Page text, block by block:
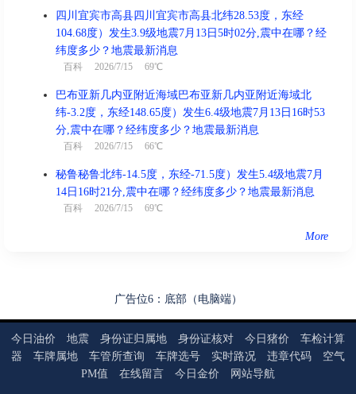
四川宜宾市高县四川宜宾市高县北纬28.53度，东经
104.68度）发生3.9级地震7月13日5时02分,震中在哪？经
纬度多少？地震最新消息
百科 2026/7/15 69℃
巴布亚新几内亚附近海域巴布亚新几内亚附近海域北
纬-3.2度，东经148.65度）发生6.4级地震7月13日16时53
分,震中在哪？经纬度多少？地震最新消息
百科 2026/7/15 66℃
秘鲁秘鲁北纬-14.5度，东经-71.5度）发生5.4级地震7月
14日16时21分,震中在哪？经纬度多少？地震最新消息
百科 2026/7/15 69℃
More
广告位6：底部（电脑端）
今日油价 地震 身份证归属地 身份证核对 今日猪价
车检计算
器
车牌属地 车管所查询 车牌选号 实时路况 违章代码
空气
PM值
在线留言 今日金价 网站导航